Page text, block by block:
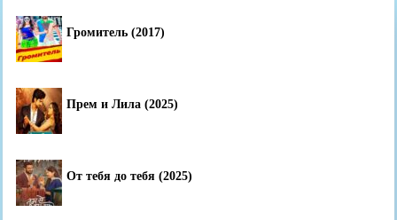
Громитель (2017)
Прем и Лила (2025)
От тебя до тебя (2025)